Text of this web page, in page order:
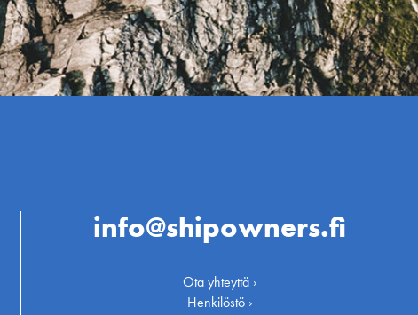
info@shipowners.fi
Ota yhteyttä ›
Henkilöstö ›